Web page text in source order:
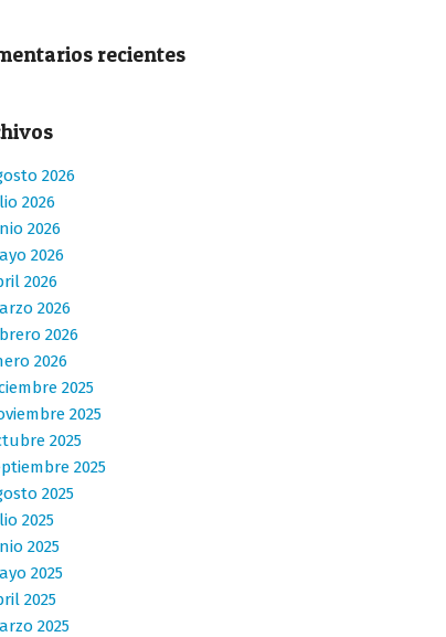
recientes
2026
2026
2026
2026
2026
2026
2026
2026
2025
2025
2025
2025
2025
2025
2025
2025
2025
2025